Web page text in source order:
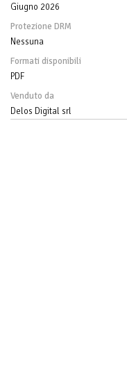
Giugno 2026
Protezione DRM
Nessuna
Formati disponibili
PDF
Venduto da
Delos Digital srl